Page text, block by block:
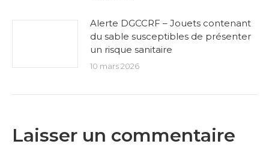
Alerte DGCCRF – Jouets contenant
du sable susceptibles de présenter
un risque sanitaire
10 mars 2026
Laisser un commentaire